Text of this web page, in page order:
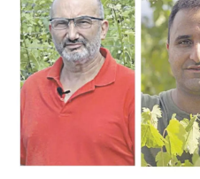
MADRES LACTANTES
Una "tetada" en
lactancia